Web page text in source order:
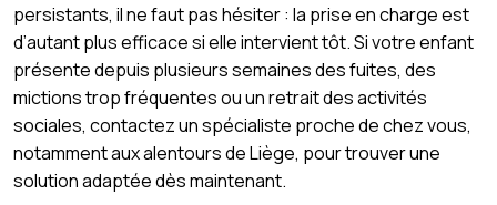
persistants, il ne faut pas hésiter : la prise en charge est
d’autant plus efficace si elle intervient tôt. Si votre enfant
présente depuis plusieurs semaines des fuites, des
mictions trop fréquentes ou un retrait des activités
sociales, contactez un spécialiste proche de chez vous,
notamment aux alentours de Liège, pour trouver une
solution adaptée dès maintenant.